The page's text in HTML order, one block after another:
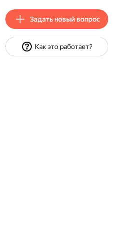
Задать новый вопрос
Как это работает?